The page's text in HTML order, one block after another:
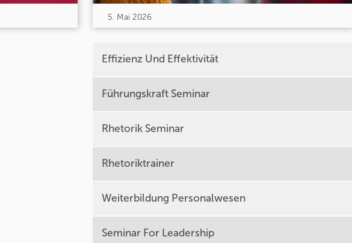
5. Mai 2026
Effizienz Und Effektivität
Führungskraft Seminar
Rhetorik Seminar
Rhetoriktrainer
Weiterbildung Personalwesen
Seminar For Leadership